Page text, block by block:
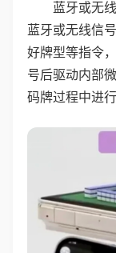
蓝牙或无
蓝牙或无线信
好牌型等指令
号后驱动内部
码牌过程中进